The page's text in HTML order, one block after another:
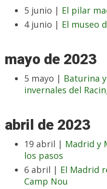
5 junio | El pilar
4 junio | El museo
mayo de 2023
5 mayo | Baturina
invernales del
abril de 2023
19 abril | Madrid y
los pasos
6 abril | El Madrid
Camp Nou